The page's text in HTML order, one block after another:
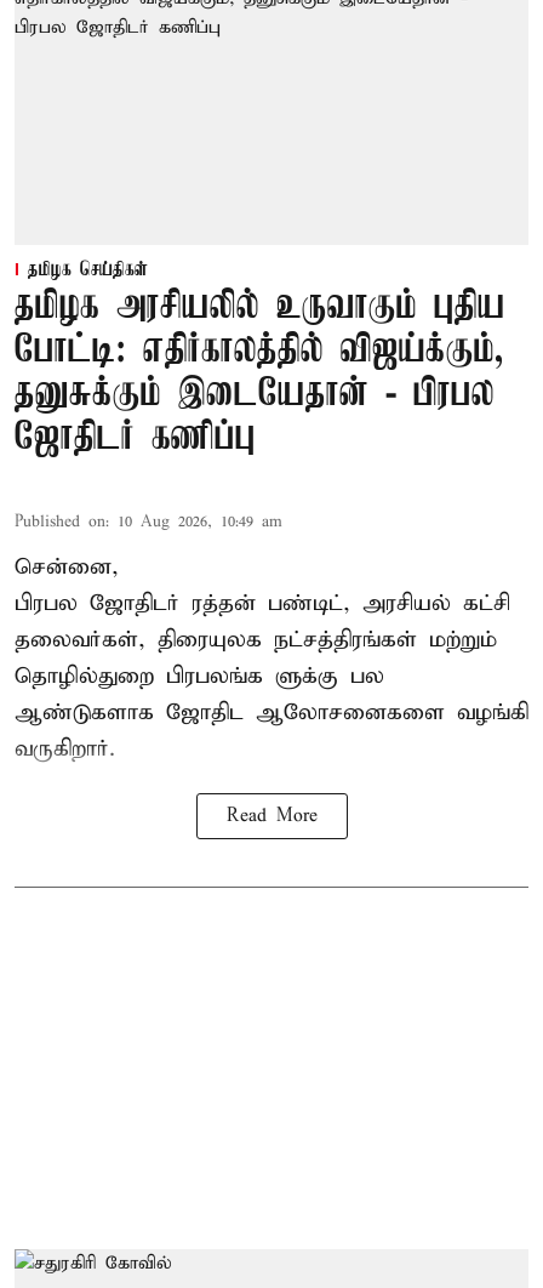
தமிழக செய்திகள்
தமிழக அரசியலில் உருவாகும் புதிய
போட்டி: எதிர்காலத்தில் விஜய்க்கும்,
தனுசுக்கும் இடையேதான் - பிரபல
ஜோதிடர் கணிப்பு
Published on: 10 Aug 2026, 10:49 am
சென்னை,
பிரபல ஜோதிடர் ரத்தன் பண்டிட், அரசியல் கட்சி
தலைவர்கள், திரையுலக நட்சத்திரங்கள் மற்றும்
தொழில்துறை பிரபலங்க ளுக்கு பல
ஆண்டுகளாக ஜோதிட ஆலோசனைகளை வழங்கி
வருகிறார்.
Read More